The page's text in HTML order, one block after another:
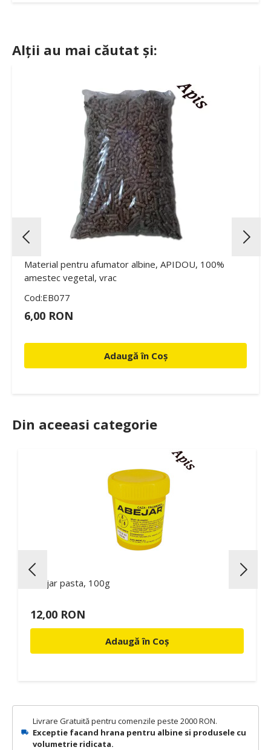
Livrare Gratuită pentru comenzile peste 2000 RON.
Exceptie facand hrana pentru albine si produsele cu
volumetrie ridicata.
Alții au mai căutat și:
Material pentru afumator albine, APIDOU, 100%
amestec vegetal, vrac
Cod:EB077
6,00 RON
Adaugă în Coș
Din aceeasi categorie
Abejar pasta, 100g
12,00 RON
Adaugă în Coș